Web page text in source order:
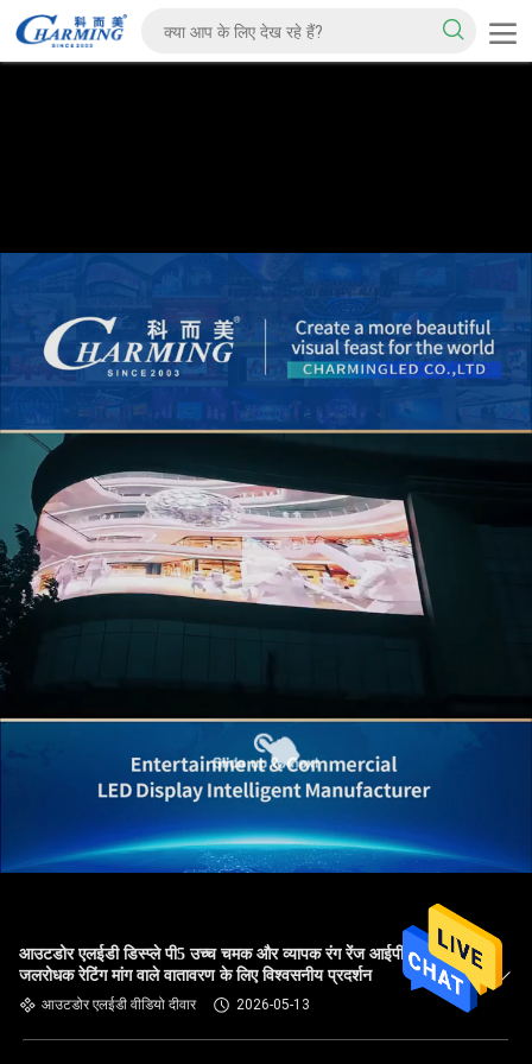
आउटडोर एलईडी डिस्प्ले पी5 उच्च चमक और व्यापक रंग रेंज आईपी 65
जलरोधक रेटिंग मांग वाले वातावरण के लिए विश्वसनीय प्रदर्शन
आउटडोर एलईडी वीडियो दीवार 2026-05-13